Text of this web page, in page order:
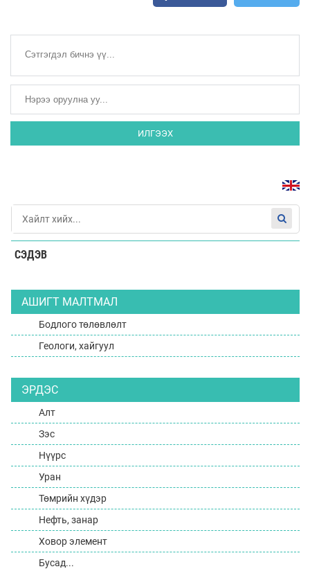
ИЛГЭЭХ
СЭДЭВ
АШИГТ МАЛТМАЛ
Бодлого төлөвлөлт
Геологи, хайгуул
ЭРДЭС
Алт
Зэс
Нүүрс
Уран
Төмрийн хүдэр
Нефть, занар
Ховор элемент
Бусад...